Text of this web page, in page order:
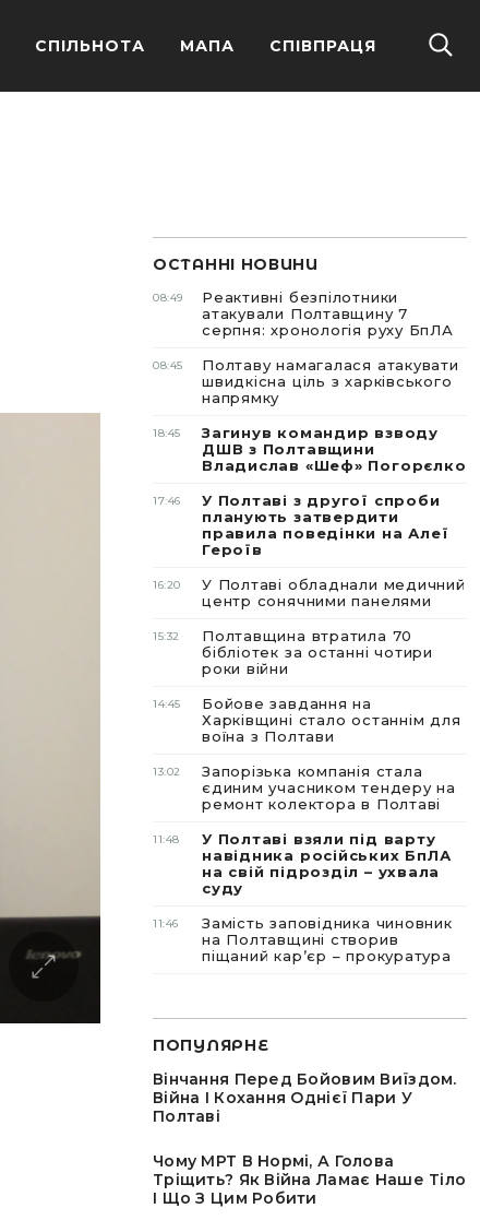
СПІЛЬНОТА МАПА СПІВПРАЦЯ
ОСТАННІ НОВИНИ
08:49
Реактивні безпілотники
атакували Полтавщину 7
серпня: хронологія руху БпЛА
08:45
Полтаву намагалася атакувати
швидкісна ціль з харківського
напрямку
18:45
Загинув командир взводу
ДШВ з Полтавщини
Владислав «Шеф» Погорєлко
17:46
У Полтаві з другої спроби
планують затвердити
правила поведінки на Алеї
Героїв
16:20
У Полтаві обладнали медичний
центр сонячними панелями
15:32
Полтавщина втратила 70
бібліотек за останні чотири
роки війни
14:45
Бойове завдання на
Харківщині стало останнім для
воїна з Полтави
13:02
Запорізька компанія стала
єдиним учасником тендеру на
ремонт колектора в Полтаві
11:48
У Полтаві взяли під варту
навідника російських БпЛА
на свій підрозділ – ухвала
суду
11:46
Замість заповідника чиновник
на Полтавщині створив
піщаний карʼєр – прокуратура
ПОПУЛЯРНЕ
Вінчання Перед Бойовим Виїздом.
Війна І Кохання Однієї Пари У
Полтаві
Чому МРТ В Нормі, А Голова
Тріщить? Як Війна Ламає Наше Тіло
І Що З Цим Робити